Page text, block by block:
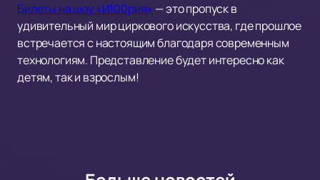
Билеты на шоу «И100рия» — это пропуск в
удивительный мир циркового искусства, где прошлое
встречается с настоящим благодаря современным
технологиям. Представление будет интересно как
детям, так и взрослым!